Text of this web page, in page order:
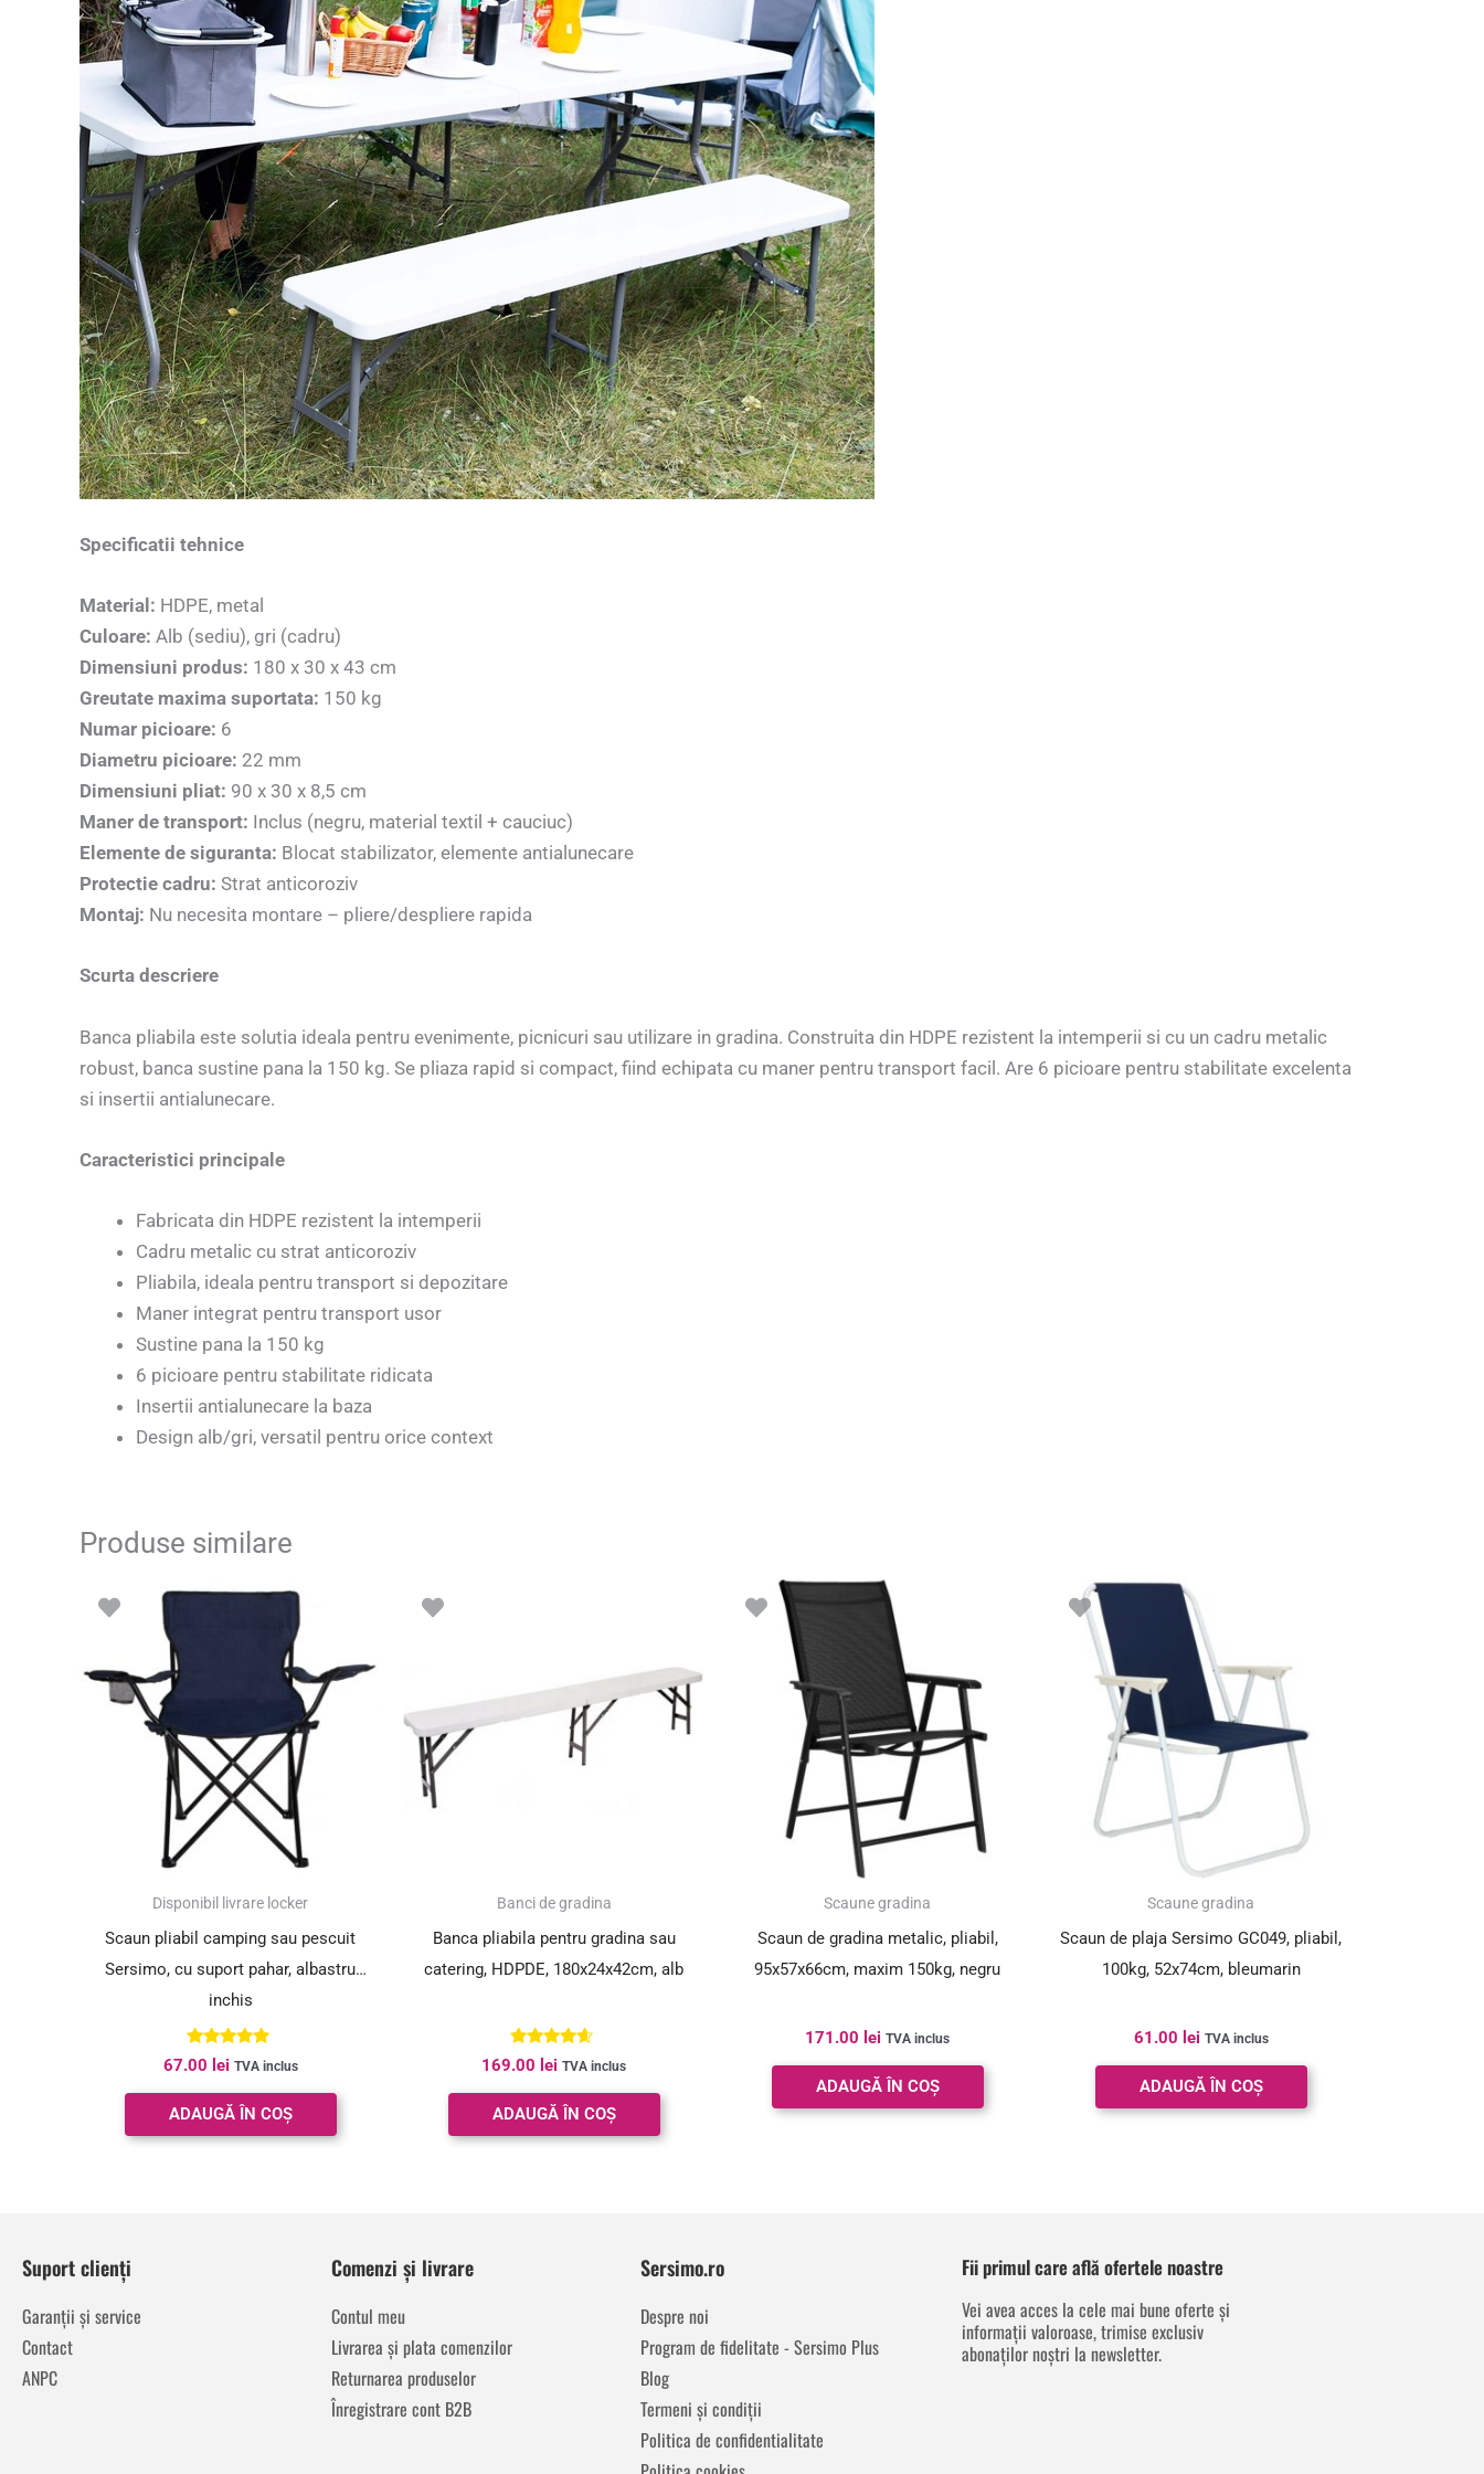
Specificatii tehnice
Material: HDPE, metal
Culoare: Alb (sediu), gri (cadru)
Dimensiuni produs: 180 x 30 x 43 cm
Greutate maxima suportata: 150 kg
Numar picioare: 6
Diametru picioare: 22 mm
Dimensiuni pliat: 90 x 30 x 8,5 cm
Maner de transport: Inclus (negru, material textil + cauciuc)
Elemente de siguranta: Blocat stabilizator, elemente antialunecare
Protectie cadru: Strat anticoroziv
Montaj: Nu necesita montare – pliere/despliere rapida
Scurta descriere
Banca pliabila este solutia ideala pentru evenimente, picnicuri sau utilizare in gradina. Construita din HDPE rezistent la intemperii si cu un cadru metalic
robust, banca sustine pana la 150 kg. Se pliaza rapid si compact, fiind echipata cu maner pentru transport facil. Are 6 picioare pentru stabilitate excelenta
si insertii antialunecare.
Caracteristici principale
Fabricata din HDPE rezistent la intemperii
Cadru metalic cu strat anticoroziv
Pliabila, ideala pentru transport si depozitare
Maner integrat pentru transport usor
Sustine pana la 150 kg
6 picioare pentru stabilitate ridicata
Insertii antialunecare la baza
Design alb/gri, versatil pentru orice context
Produse similare
Disponibil livrare locker
Scaun pliabil camping sau pescuit
Sersimo, cu suport pahar, albastru
inchis
Evaluat la
5.00
din 5
67.00 lei TVA inclus
ADAUGĂ ÎN COȘ
Banci de gradina
Banca pliabila pentru gradina sau
catering, HDPDE, 180x24x42cm, alb
Evaluat la
4.43
din 5
169.00 lei TVA inclus
ADAUGĂ ÎN COȘ
Scaune gradina
Scaun de gradina metalic, pliabil,
95x57x66cm, maxim 150kg, negru
171.00 lei TVA inclus
ADAUGĂ ÎN COȘ
Scaune gradina
Scaun de plaja Sersimo GC049, pliabil,
100kg, 52x74cm, bleumarin
61.00 lei TVA inclus
ADAUGĂ ÎN COȘ
Suport clienți
Garanții și service
Contact
ANPC
Comenzi și livrare
Contul meu
Livrarea și plata comenzilor
Returnarea produselor
Înregistrare cont B2B
Sersimo.ro
Despre noi
Program de fidelitate - Sersimo Plus
Blog
Termeni și condiții
Politica de confidentialitate
Fii primul care află ofertele noastre
Vei avea acces la cele mai bune oferte și
informații valoroase, trimise exclusiv
abonaților noștri la newsletter.